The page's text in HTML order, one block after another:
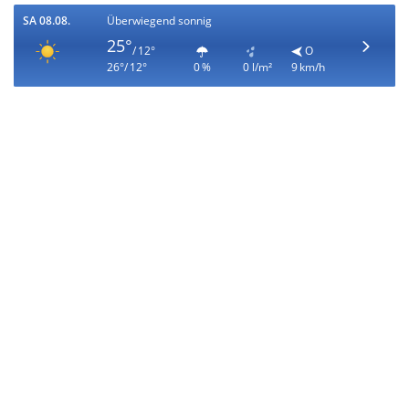
SA 08.08. Überwiegend sonnig
25°/ 12°
26°/ 12°
0 % 0 l/m²
O
9 km/h